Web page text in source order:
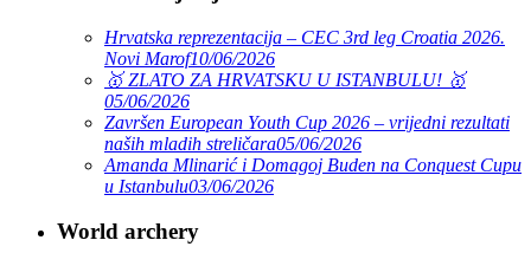
Hrvatska reprezentacija – CEC 3rd leg Croatia 2026.
Novi Marof10/06/2026
🥇 ZLATO ZA HRVATSKU U ISTANBULU! 🥇
05/06/2026
Završen European Youth Cup 2026 – vrijedni rezultati
naših mladih streličara05/06/2026
Amanda Mlinarić i Domagoj Buden na Conquest Cupu
u Istanbulu03/06/2026
World archery